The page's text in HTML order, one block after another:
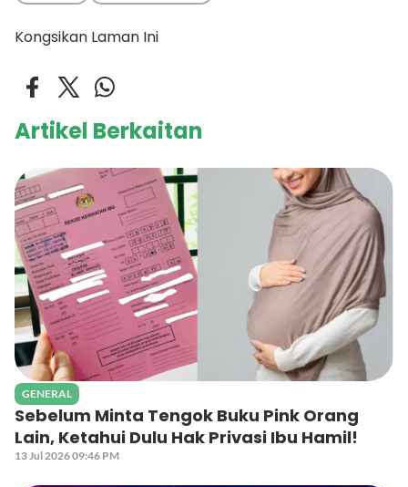
Kongsikan Laman Ini
Artikel Berkaitan
GENERAL
Sebelum Minta Tengok Buku Pink Orang
Lain, Ketahui Dulu Hak Privasi Ibu Hamil!
13 Jul 2026 09:46 PM